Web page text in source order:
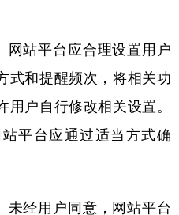
黑龙江
Français عربى
站平台应合理设置用户
式和提醒频次，将相关功
户自行修改相关设置。
平台应通过适当方式确
经用户同意，网站平台